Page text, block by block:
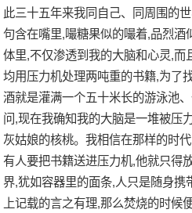
此三十五年来我同自己、同周围的
句含在嘴里,嘬糖果似的嘬着,品烈
体里,不仅渗透到我的大脑和心灵,
均用压力机处理两吨重的书籍,为了
酒就是灌满一个五十米长的游泳池
问,现在我确知我的大脑是一堆被压
灰姑娘的核桃。我相信在那样的时
有人要把书籍送进压力机,他就只得
界,犹如容器里的面条,人只是随身
上记载的言之有理,那么焚烧的时